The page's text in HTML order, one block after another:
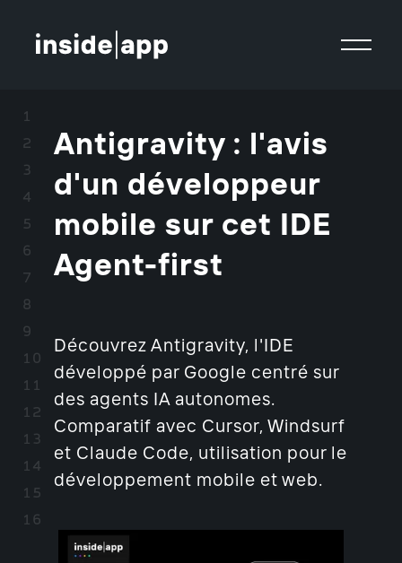
Antigravity : l'avis
d'un développeur
mobile sur cet IDE
Agent-first
Découvrez Antigravity, l'IDE
développé par Google centré sur
des agents IA autonomes.
Comparatif avec Cursor, Windsurf
et Claude Code, utilisation pour le
développement mobile et web.